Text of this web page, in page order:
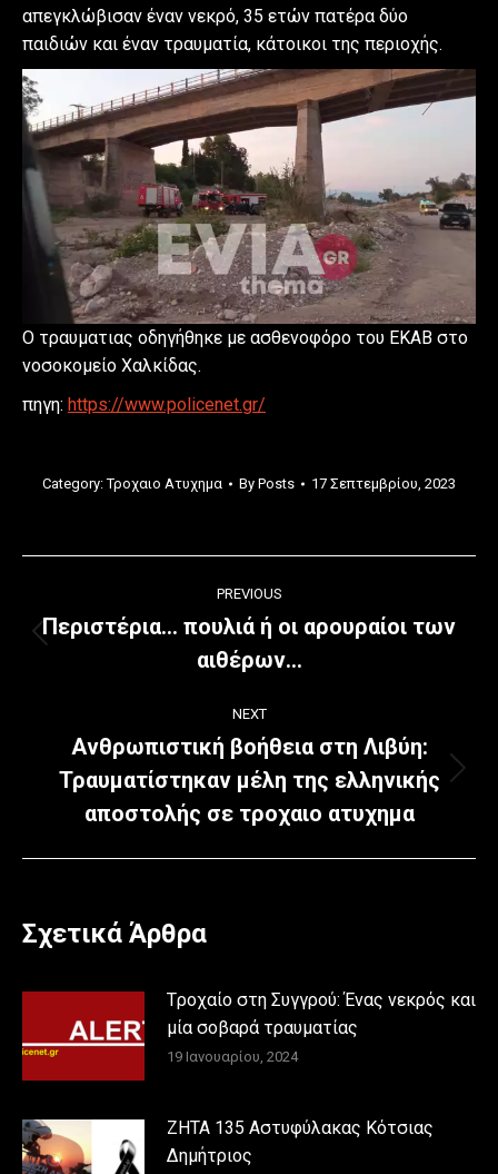
απεγκλώβισαν έναν νεκρό, 35 ετών πατέρα δύο
παιδιών και έναν τραυματία, κάτοικοι της περιοχής.
Ο τραυματιας οδηγήθηκε με ασθενοφόρο του ΕΚΑΒ στο
νοσοκομείο Χαλκίδας.
πηγη: https://www.policenet.gr/
Category:Τροχαιο Ατυχημα By Posts 17 Σεπτεμβρίου, 2023
navigation
PREVIOUS
Previous
post:
Περιστέρια… πουλιά ή οι αρουραίοι των
αιθέρων…
NEXT
Next
post:
Ανθρωπιστική βοήθεια στη Λιβύη:
Τραυματίστηκαν μέλη της ελληνικής
αποστολής σε τροχαιο ατυχημα
Σχετικά Άρθρα
Tροχαίο στη Συγγρού: Ένας νεκρός και
μία σοβαρά τραυματίας
19 Ιανουαρίου, 2024
ΖΗΤΑ 135 Αστυφύλακας Κότσιας
Δημήτριος